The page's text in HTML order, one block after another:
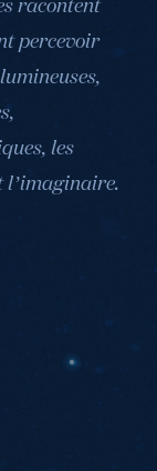
racontent
percevoir
les
l’imaginaire.